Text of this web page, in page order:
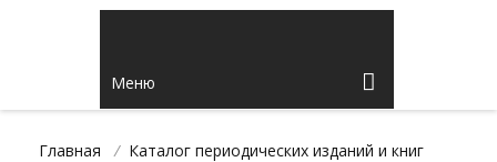
Меню
Главная / Каталог периодических изданий и книг